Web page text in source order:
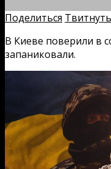
Поделиться Твитнуть
В Киеве поверили в
запаниковали.